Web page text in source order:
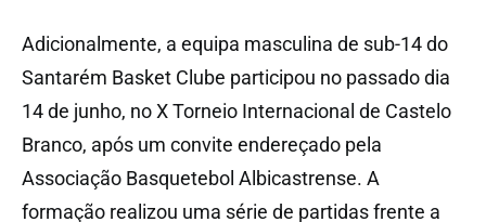
Adicionalmente, a equipa masculina de sub-14 do
Santarém Basket Clube participou no passado dia
14 de junho, no X Torneio Internacional de Castelo
Branco, após um convite endereçado pela
Associação Basquetebol Albicastrense. A
formação realizou uma série de partidas frente a